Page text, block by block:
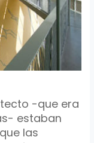
-que era
estaban
las